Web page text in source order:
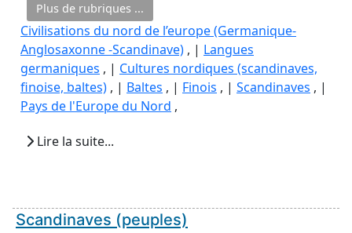
Plus de rubriques ...
Civilisations du nord de l’europe (Germanique-
Anglosaxonne -Scandinave) , | Langues
germaniques , | Cultures nordiques (scandinaves,
finoise, baltes) , | Baltes , | Finois , | Scandinaves , |
Pays de l'Europe du Nord ,
Lire la suite...
Scandinaves (peuples)